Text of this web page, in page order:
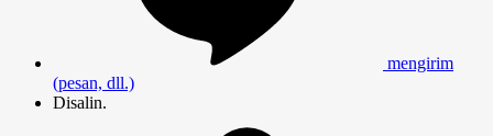
mengirim
(pesan, dll.)
Disalin.